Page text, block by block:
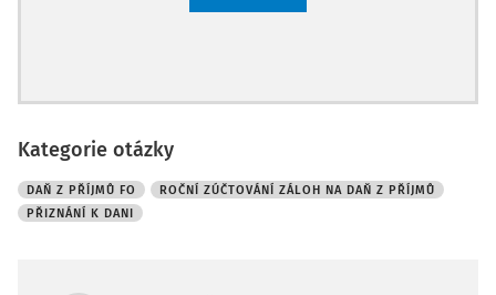
Kategorie otázky
DAŇ Z PŘÍJMŮ FO
ROČNÍ ZÚČTOVÁNÍ ZÁLOH NA DAŇ Z PŘÍJMŮ
PŘIZNÁNÍ K DANI